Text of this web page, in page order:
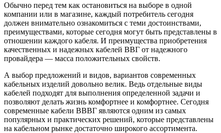
Обычно перед тем как остановиться на выборе в одной
компании или в магазине, каждый потребитель сегодня
должен внимательно ознакомиться с теми достоинствами,
преимуществами, которые сегодня могут быть представлены в
отношении каждого кабеля. И преимущества приобретения
качественных и надежных кабелей ВВГ от надежного
провайдера — масса положительных свойств.
А выбор предложений и видов, вариантов современных
кабельных изделий довольно велик. Ведь отдельные виды
кабелей подходят для выполнения определенной задачи и
позволяют делать жизнь комфортнее и комфортнее. Сегодня
современные кабели ВВВГ являются одним из самых
популярных и практических решений, которые представлены
на кабельном рынке достаточно широкого ассортимента.